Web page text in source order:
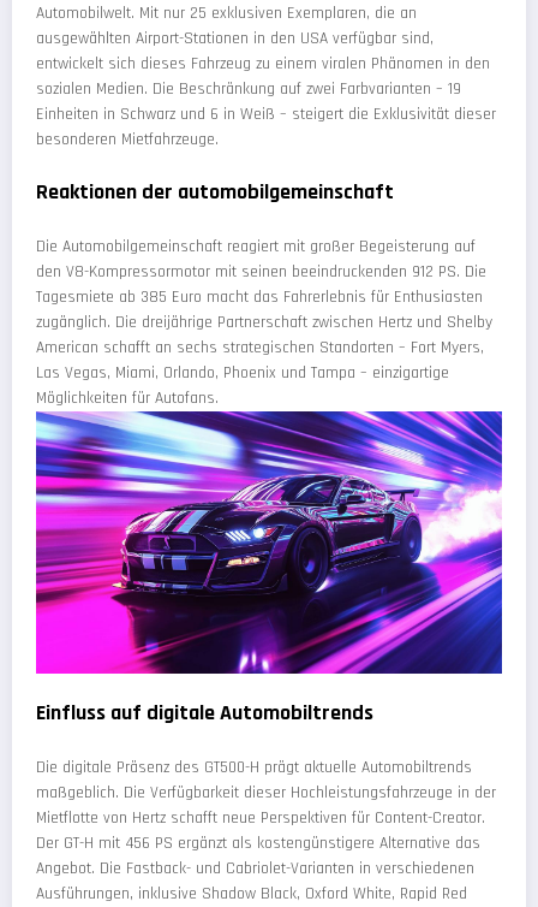
Automobilwelt. Mit nur 25 exklusiven Exemplaren, die an
ausgewählten Airport-Stationen in den USA verfügbar sind,
entwickelt sich dieses Fahrzeug zu einem viralen Phänomen in den
sozialen Medien. Die Beschränkung auf zwei Farbvarianten – 19
Einheiten in Schwarz und 6 in Weiß – steigert die Exklusivität dieser
besonderen Mietfahrzeuge.
Reaktionen der automobilgemeinschaft
Die Automobilgemeinschaft reagiert mit großer Begeisterung auf
den V8-Kompressormotor mit seinen beeindruckenden 912 PS. Die
Tagesmiete ab 385 Euro macht das Fahrerlebnis für Enthusiasten
zugänglich. Die dreijährige Partnerschaft zwischen Hertz und Shelby
American schafft an sechs strategischen Standorten – Fort Myers,
Las Vegas, Miami, Orlando, Phoenix und Tampa – einzigartige
Möglichkeiten für Autofans.
Einfluss auf digitale Automobiltrends
Die digitale Präsenz des GT500-H prägt aktuelle Automobiltrends
maßgeblich. Die Verfügbarkeit dieser Hochleistungsfahrzeuge in der
Mietflotte von Hertz schafft neue Perspektiven für Content-Creator.
Der GT-H mit 456 PS ergänzt als kostengünstigere Alternative das
Angebot. Die Fastback- und Cabriolet-Varianten in verschiedenen
Ausführungen, inklusive Shadow Black, Oxford White, Rapid Red